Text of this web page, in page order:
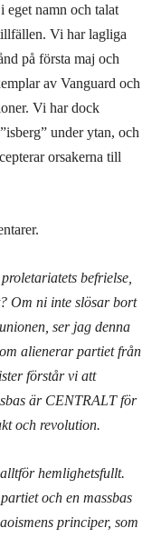
namn och talat
Vi har lagliga
på första maj och
av Vanguard och
Vi har dock
under ytan, och
orsakerna till
befrielse,
Om ni inte slösar bort
ser jag denna
alienerar partiet från
förstår vi att
är CENTRALT för
och revolution.
hemlighetsfullt.
och en massbas
principer, som